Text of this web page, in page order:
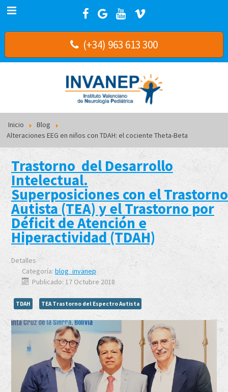
(+34) 963 613 300
Inicio
Blog
Alteraciones EEG en niños con TDAH: el cociente Theta-Beta
Trastorno del Desarrollo
Intelectual.
Superposiciones con el
Autista (TEA) y el Trastorno por
Déficit de Atención e
Hiperactividad (TDAH)
Detalles
Categoría: blog_invanep
Publicado: 17 Octubre 2018
TDAH TEA Trastorno del Espectro Autista